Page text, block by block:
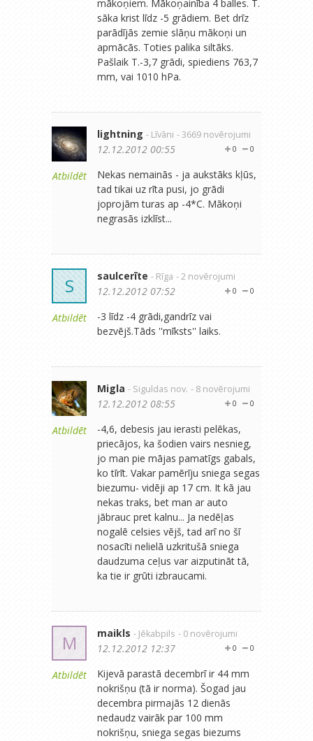
mākoņiem. Mākoņainība 4 balles. T.
sāka krist līdz -5 grādiem. Bet drīz
parādījās zemie slāņu mākoņi un
apmācās. Toties palika siltāks.
Pašlaik T.-3,7 grādi, spiediens 763,7
mm, vai 1010 hPa.
Atbildēt
lightning - Līvāni - 3669 novērojumi
0
0
12.12.2012 00:55
Nekas nemainās - ja aukstāks kļūs,
tad tikai uz rīta pusi, jo grādi
joprojām turas ap -4*C. Mākoņi
negrasās izklīst...
S
Atbildēt
saulcerīte - Rīga - 2 novērojumi
0
0
12.12.2012 07:52
-3 līdz -4 grādi,gandrīz vai
bezvējš.Tāds ''mīksts'' laiks.
Atbildēt
Migla - Siguldas nov. - 8 novērojumi
0
0
12.12.2012 08:55
-4,6, debesis jau ierasti pelēkas,
priecājos, ka šodien vairs nesnieg,
jo man pie mājas pamatīgs gabals,
ko tīrīt. Vakar pamērīju sniega segas
biezumu- vidēji ap 17 cm. It kā jau
nekas traks, bet man ar auto
jābrauc pret kalnu... Ja nedēļas
nogalē celsies vējš, tad arī no šī
nosacīti nelielā uzkritušā sniega
daudzuma ceļus var aizputināt tā,
ka tie ir grūti izbraucami.
M
Atbildēt
maikls - Jēkabpils - 0 novērojumi
0
0
12.12.2012 12:37
Kijevā parastā decembrī ir 44 mm
nokrišņu (tā ir norma). Šogad jau
decembra pirmajās 12 dienās
nedaudz vairāk par 100 mm
nokrišņu, sniega segas biezums